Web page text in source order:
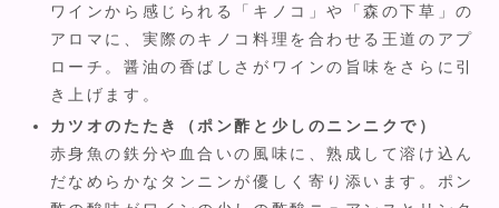
ワインから感じられる「キノコ」や「森の下草」の
アロマに、実際のキノコ料理を合わせる王道のアプ
ローチ。醤油の香ばしさがワインの旨味をさらに引
き上げます。
カツオのたたき（ポン酢と少しのニンニクで）
赤身魚の鉄分や血合いの風味に、熟成して溶け込ん
だなめらかなタンニンが優しく寄り添います。ポン